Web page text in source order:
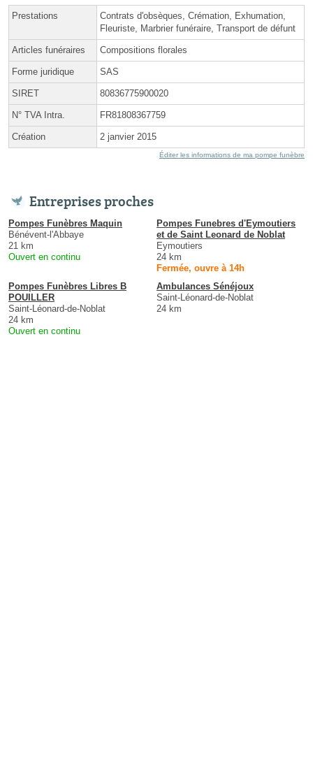
Prestations
Contrats d'obsèques, Crémation, Exhumation,
Fleuriste, Marbrier funéraire, Transport de défunt
Articles funéraires Compositions florales
Forme juridique SAS
SIRET 80836775900020
N° TVA Intra. FR81808367759
Création 2 janvier 2015
Éditer les informations de ma pompe funèbre
Entreprises proches
Pompes Funèbres Maquin
Bénévent-l'Abbaye
21 km
Ouvert en continu
Pompes Funebres d'Eymoutiers
et de Saint Leonard de Noblat
Eymoutiers
24 km
Fermée, ouvre à 14h
Pompes Funèbres Libres B
POUILLER
Saint-Léonard-de-Noblat
24 km
Ouvert en continu
Ambulances Sénéjoux
Saint-Léonard-de-Noblat
24 km